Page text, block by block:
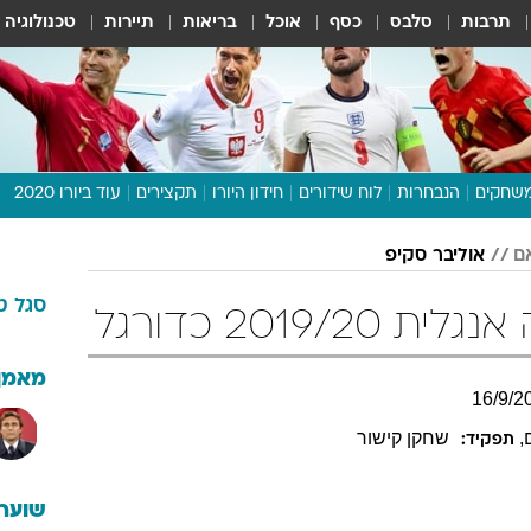
תרבות סלבס כסף אוכל בריאות תיירות טכנולוגיה
הנבחרות לוח שידורים חידון היורו תקצירים עוד ביורו 2020
תכנית היורו
לוח תוצאות
מגזין
דעות ופרשנויות
אוליבר סקיפ
20 כדורגל
16/9/
, תפקיד: שחקן קישור
סגל